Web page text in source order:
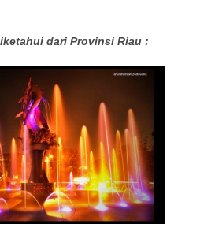
dari Provinsi Riau :